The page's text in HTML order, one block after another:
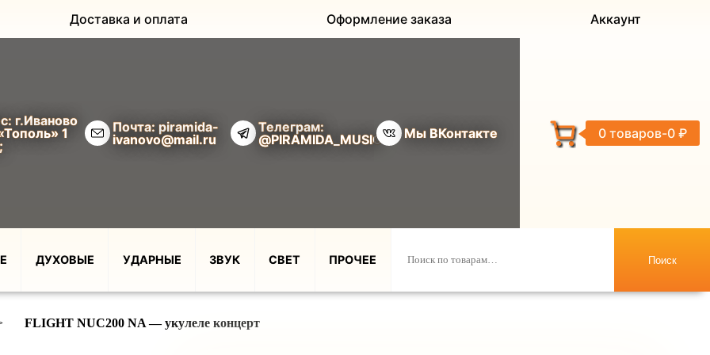
Доставка и оплата Оформление заказа Аккаунт
г.Иваново
1
Почта: piramida-
ivanovo@mail.ru
Телеграм:
@PIRAMIDA_MUSIC
Мы ВКонтакте 0 товаров 0 ₽
ДУХОВЫЕ УДАРНЫЕ ЗВУК СВЕТ ПРОЧЕЕ Поиск
FLIGHT NUC200 NA — укулеле концерт